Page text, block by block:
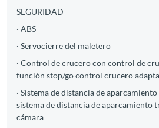
SEGURIDAD
· ABS
· Servocierre del maletero
· Control de crucero con control de
función stop/go control crucero
· Sistema de distancia de
sistema de distancia de aparcamiento
cámara